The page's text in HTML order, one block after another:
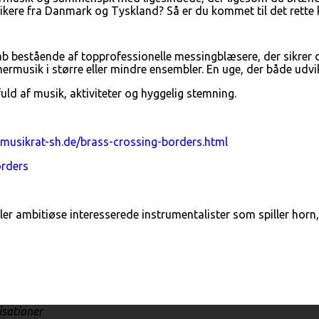
fra Danmark og Tyskland? Så er du kommet til det rette
af topprofessionelle messingblæsere, der sikrer
i større eller mindre ensembler. En uge, der både
af musik, aktiviteter og hyggelig stemning.
sh.de/brass-crossing-borders.html
ambitiøse interesserede instrumentalister som spiller